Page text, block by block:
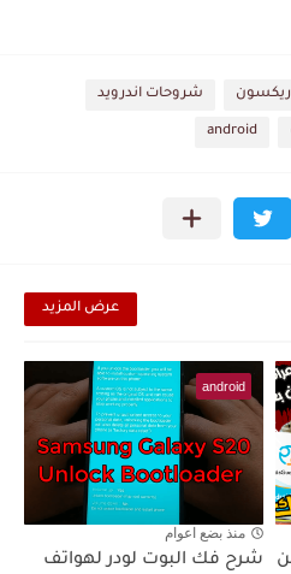
شروحات اندرويد
android
عرض المزيد
android
منذ بضع اعوام
شرح فك البوت لودر لهواتف